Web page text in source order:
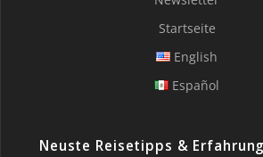
Startseite
English
Español
Neuste Reisetipps &